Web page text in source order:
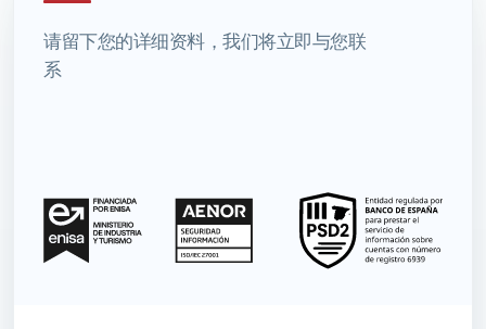
请留下您的详细资料，我们将立即与您联
系